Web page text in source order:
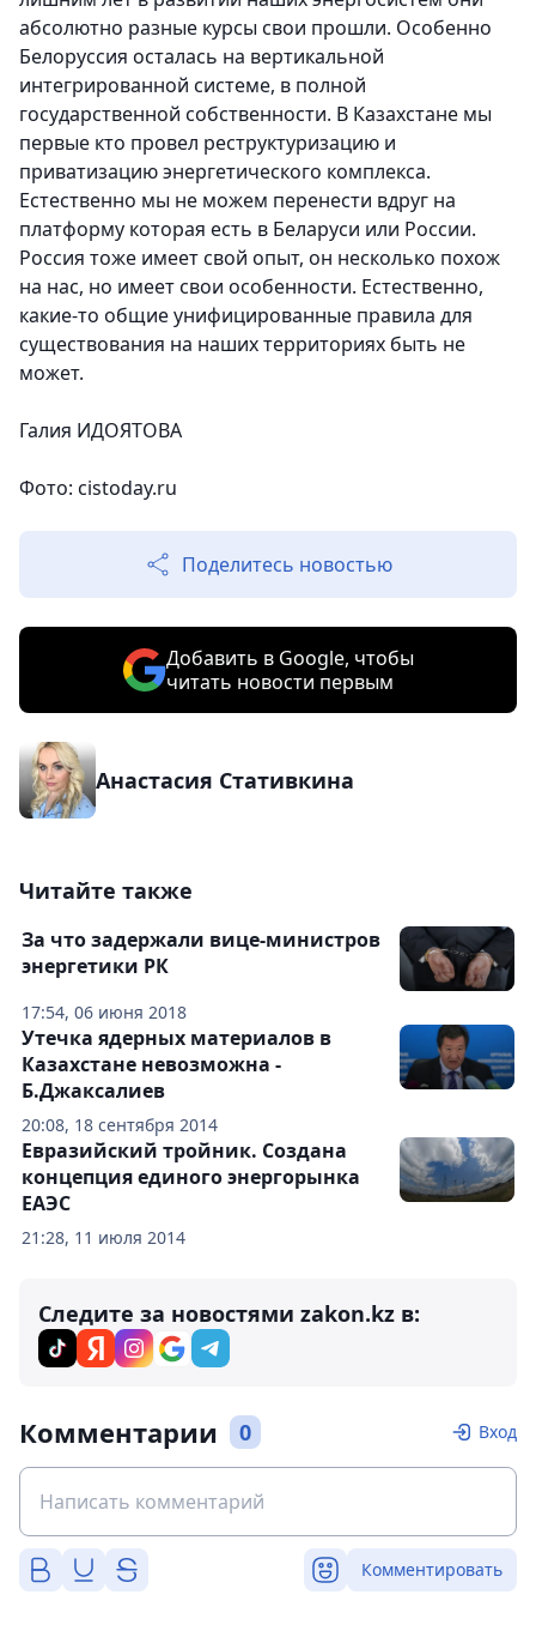
абсолютно разные курсы свои прошли. Особенно
Белоруссия осталась на вертикальной
интегрированной системе, в полной
государственной собственности. В Казахстане мы
первые кто провел реструктуризацию и
приватизацию энергетического комплекса.
Естественно мы не можем перенести вдруг на
платформу которая есть в Беларуси или России.
Россия тоже имеет свой опыт, он несколько похож
на нас, но имеет свои особенности. Естественно,
какие-то общие унифицированные правила для
существования на наших территориях быть не
может.
Галия ИДОЯТОВА
Фото: cistoday.ru
Поделитесь новостью
Добавить в Google, чтобы
читать новости первым
Анастасия Стативкина
Читайте также
17:54, 06 июня 2018
За что задержали вице-министров
энергетики РК
20:08, 18 сентября 2014
Утечка ядерных материалов в
Казахстане невозможна -
Б.Джаксалиев
21:28, 11 июля 2014
Евразийский тройник. Создана
концепция единого энергорынка
ЕАЭС
Следите за новостями zakon.kz в:
Комментарии 0 Вход
Комментировать